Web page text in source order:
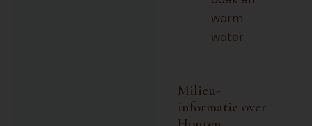
warm
water
Milieu-
informatie over